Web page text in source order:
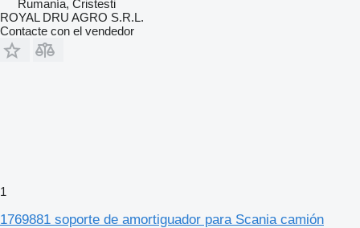
Rumanía, Cristesti
ROYAL DRU AGRO S.R.L.
Contacte con el vendedor
1
1769881 soporte de amortiguador para Scania camión